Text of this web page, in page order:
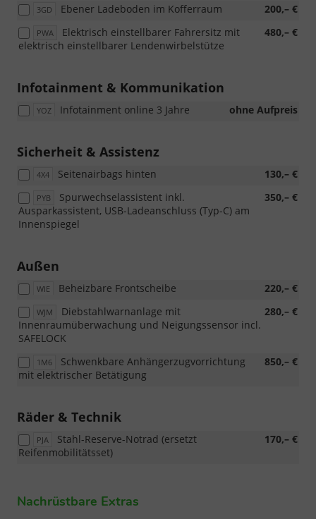
3GD 200,– €
Ebener Ladeboden im Kofferraum
PWA 480,– €
Elektrisch einstellbarer Fahrersitz mit
elektrisch einstellbarer Lendenwirbelstütze
Infotainment & Kommunikation
YOZ ohne Aufpreis
Infotainment online 3 Jahre
Sicherheit & Assistenz
4X4 130,– €
Seitenairbags hinten
PYB 350,– €
Spurwechselassistent inkl.
Ausparkassistent, USB-Ladeanschluss (Typ-C) am
Innenspiegel
Außen
WIE 220,– €
Beheizbare Frontscheibe
WJM 280,– €
Diebstahlwarnanlage mit
Innenraumüberwachung und Neigungssensor incl.
SAFELOCK
1M6 850,– €
Schwenkbare Anhängerzugvorrichtung
mit elektrischer Betätigung
Räder & Technik
PJA 170,– €
Stahl-Reserve-Notrad (ersetzt
Reifenmobilitätsset)
Nachrüstbare Extras